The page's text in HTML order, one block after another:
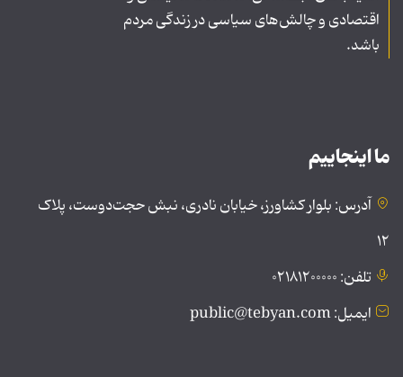
اقتصادی و چالش‌های سیاسی در زندگی مردم
باشد.
ما اینجاییم
آدرس: بلوار کشاورز، خیابان نادری، نبش حجت‌دوست، پلاک
۱۲
تلفن: ۰۲۱۸۱۲۰۰۰۰۰
ایمیل: public@tebyan.com